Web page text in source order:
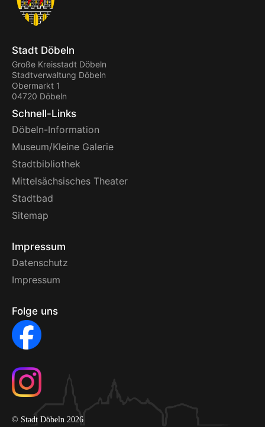
Stadt Döbeln
Große Kreisstadt Döbeln
Stadtverwaltung Döbeln
Obermarkt 1
04720 Döbeln
Schnell-Links
Döbeln-Information
Museum/Kleine Galerie
Stadtbibliothek
Mittelsächsisches Theater
Stadtbad
Sitemap
Impressum
Datenschutz
Impressum
Folge uns
© Stadt Döbeln 2026